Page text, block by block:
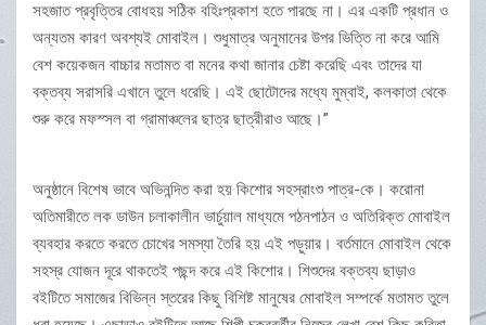
সহজাত প্রবৃত্তির বোধহয় সঠিক বহিঃপ্রকাশ হতে পারছে না। এর একটি প্রধান ও
অন্যতম কারণ অবশ্যই মোবাইল। শুধুমাত্র অনুমানের উপর ভিত্তি না করে আমি
বেশ কয়েকজন বাচ্চার মতামত বা মনের কথা জানার চেষ্টা করেছি এবং তাদের যা
বক্তব্য সরাসরি এখানে তুলে ধরেছি। এই ছোটোদের মধ্যে মুম্বাই, কলকাতা থেকে
শুরু করে মফস্সল বা গ্রামাঞ্চলের ছাত্র ছাত্রীরাও আছে।”
অনুষ্ঠানে বিশেষ ভাবে অভিনন্দিত করা হয় কিশোর সহস্রাংশু পাত্র-কে। করোনা
অতিমারীতে লক ডাউন চলাকালীন ভার্চুয়াল মাধ্যমে পঠনপাঠন ও অতিরিক্ত মোবাইল
ব্যবহার করতে করতে চোখের সমস্যা তৈরি হয় এই পড়ুয়ার। বর্তমানে মোবাইল থেকে
সহস্র যোজন দূরে থাকতেই পছন্দ করে এই কিশোর। শিশুদের বক্তব্য ছাড়াও
বইটিতে সমাজের বিভিন্ন স্তরের কিছু বিশিষ্ট মানুষের মোবাইল সম্পর্কে মতামত তুলে